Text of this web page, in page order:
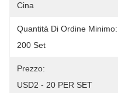
Cina
Quantità Di Ordine Minimo:
200 Set
Prezzo:
USD2 - 20 PER SET